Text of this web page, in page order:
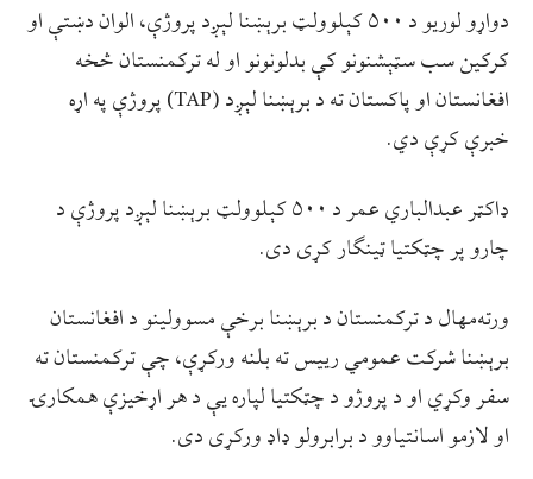
دواړو لوریو د ۵۰۰ کېلوولټ برېښنا لېږد پروژې، الوان دښتې او
کرکین سب سټېشنونو کې بدلونونو او له ترکمنستان څخه
افغانستان او پاکستان ته د برېښنا لېږد (TAP) پروژې په اړه
خبرې کړې دي.
‌ډاکټر عبدالباري عمر د ۵۰۰ کېلوولټ برېښنا لېږد پروژې د
چارو پر چټکتیا ټینګار کړی دی.
ورته‌مهال د ترکمنستان د برېښنا برخې مسوولینو د افغانستان
برېښنا شرکت عمومي رییس ته بلنه ورکړې، چې ترکمنستان ته
سفر وکړي او د پروژو د چټکتیا لپاره یې د هر اړخیزې همکارۍ
او لازمو اسانتیاوو د برابرولو ډاډ ورکړی دی.